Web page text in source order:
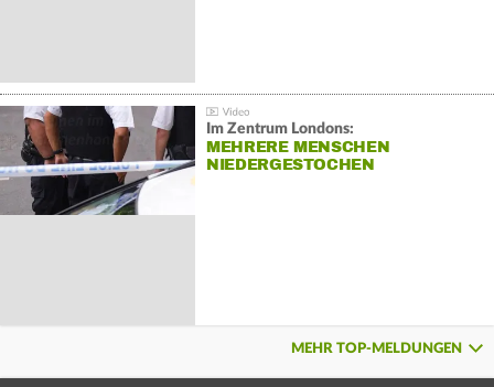
Im Zentrum Londons:
MEHRERE MENSCHEN
NIEDERGESTOCHEN
MEHR TOP-MELDUNGEN